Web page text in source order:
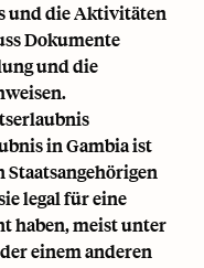
und die Aktivitäten
Dokumente
und die
in Gambia ist
Staatsangehörigen
legal für eine
haben, meist unter
einem anderen